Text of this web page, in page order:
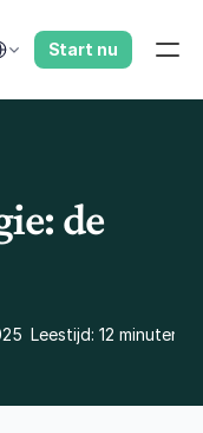
Language
Start nu
de
Leestijd: 12 minuten